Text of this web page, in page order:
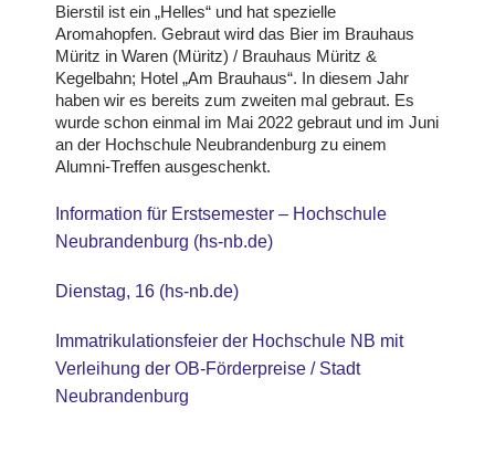
Bierstil ist ein „Helles“ und hat spezielle
Aromahopfen. Gebraut wird das Bier im Brauhaus
Müritz in Waren (Müritz) / Brauhaus Müritz &
Kegelbahn; Hotel „Am Brauhaus“. In diesem Jahr
haben wir es bereits zum zweiten mal gebraut. Es
wurde schon einmal im Mai 2022 gebraut und im Juni
an der Hochschule Neubrandenburg zu einem
Alumni-Treffen ausgeschenkt.
Information für Erstsemester – Hochschule
Neubrandenburg (hs-nb.de)
Dienstag, 16 (hs-nb.de)
Immatrikulationsfeier der Hochschule NB mit
Verleihung der OB-Förderpreise / Stadt
Neubrandenburg